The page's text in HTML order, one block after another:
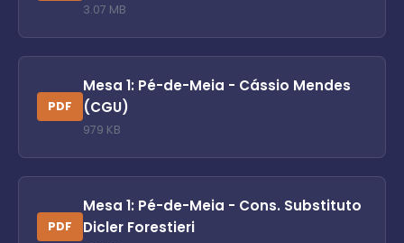
3.07 MB
PDF
Mesa 1: Pé-de-Meia - Cássio Mendes
(CGU)
979 KB
PDF
Mesa 1: Pé-de-Meia - Cons. Substituto
Dicler Forestieri